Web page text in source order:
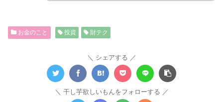
お金のこと 投資 財テク
シェアする
干し芋欲しいもんをフォローする